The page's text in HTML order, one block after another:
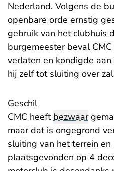
Nederland. Volgens de
openbare orde ernstig
gebruik van het clubhuis
burgemeester beval
verlaten en kondigde
hij zelf tot sluiting over
Geschil
CMC heeftbezwaar
maar dat is ongegrond
sluiting van het terrein
plaatsgevonden op 4